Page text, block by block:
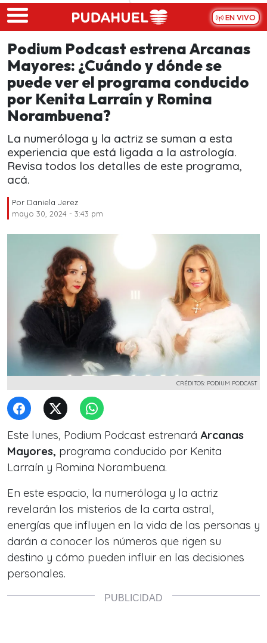
Skip to main content
EN VIVO
Podium Podcast estrena Arcanas
Mayores: ¿Cuándo y dónde se
puede ver el programa conducido
por Kenita Larraín y Romina
Norambuena?
La numeróloga y la actriz se suman a esta
experiencia que está ligada a la astrología.
Revisa todos los detalles de este programa,
acá.
Por Daniela Jerez
mayo 30, 2024 - 3:43 pm
CRÉDITOS: PODIUM PODCAST
Este lunes, Podium Podcast estrenará Arcanas
Mayores, programa conducido por Kenita
Larraín y Romina Norambuena.
En este espacio, la numeróloga y la actriz
revelarán los misterios de la carta astral,
energías que influyen en la vida de las personas y
darán a conocer los números que rigen su
destino y cómo pueden influir en las decisiones
personales.